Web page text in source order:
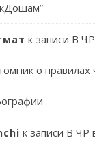
к записи В
о правилах
к записи В ЧР